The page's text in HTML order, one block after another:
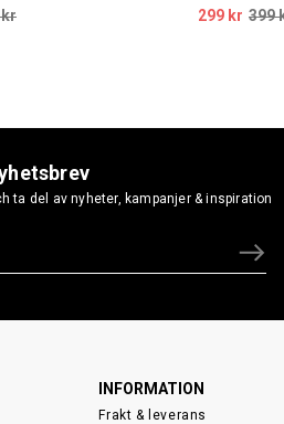
kr 299 kr 399
ta del av nyheter, kampanjer & inspiration
INFORMATION
Frakt & leverans